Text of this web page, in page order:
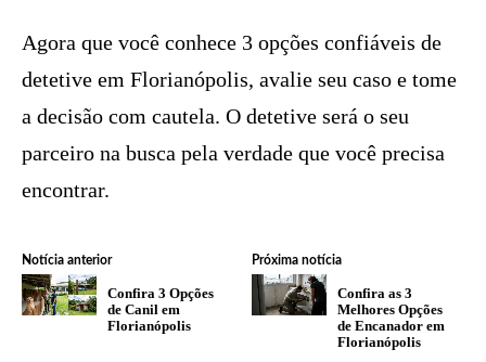
Agora que você conhece 3 opções confiáveis de
detetive em Florianópolis, avalie seu caso e tome
a decisão com cautela. O detetive será o seu
parceiro na busca pela verdade que você precisa
encontrar.
Notícia anterior
Confira 3 Opções
de Canil em
Florianópolis
Próxima notícia
Confira as 3
Melhores Opções
de Encanador em
Florianópolis